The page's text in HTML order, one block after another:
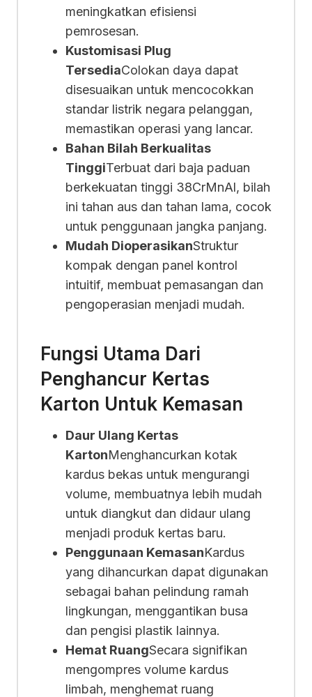
meningkatkan efisiensi
pemrosesan.
Kustomisasi Plug
TersediaColokan daya dapat
disesuaikan untuk mencocokkan
standar listrik negara pelanggan,
memastikan operasi yang lancar.
Bahan Bilah Berkualitas
TinggiTerbuat dari baja paduan
berkekuatan tinggi 38CrMnAl, bilah
ini tahan aus dan tahan lama, cocok
untuk penggunaan jangka panjang.
Mudah DioperasikanStruktur
kompak dengan panel kontrol
intuitif, membuat pemasangan dan
pengoperasian menjadi mudah.
Fungsi Utama Dari
Penghancur Kertas
Karton Untuk Kemasan
Daur Ulang Kertas
KartonMenghancurkan kotak
kardus bekas untuk mengurangi
volume, membuatnya lebih mudah
untuk diangkut dan didaur ulang
menjadi produk kertas baru.
Penggunaan KemasanKardus
yang dihancurkan dapat digunakan
sebagai bahan pelindung ramah
lingkungan, menggantikan busa
dan pengisi plastik lainnya.
Hemat RuangSecara signifikan
mengompres volume kardus
limbah, menghemat ruang